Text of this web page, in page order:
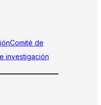
Comité de
investigación